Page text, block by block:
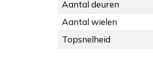
Aantal deuren
Aantal wielen
Topsnelheid